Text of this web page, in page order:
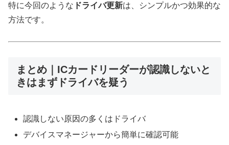
特に今回のような ドライバ更新は、シンプルかつ効果的な
方法です。
まとめ｜ICカードリーダーが認識しないと
きはまずドライバを疑う
認識しない原因の多くはドライバ
デバイスマネージャーから簡単に確認可能